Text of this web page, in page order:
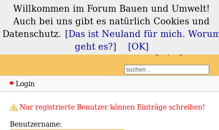
Forum Bauen und
Umwelt
Login
Nur registrierte Benutzer können Einträge schreiben!
Benutzername:
Willkommen im Forum Bauen und Umwelt!
Auch bei uns gibt es natürlich Cookies und
Datenschutz. [Das ist Neuland für mich.
geht es?]
[OK]